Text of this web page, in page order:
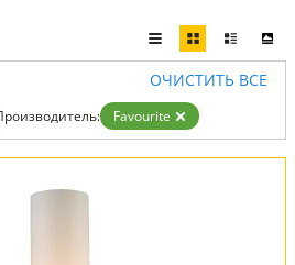
ОЧИСТИТЬ ВСЕ
Favourite